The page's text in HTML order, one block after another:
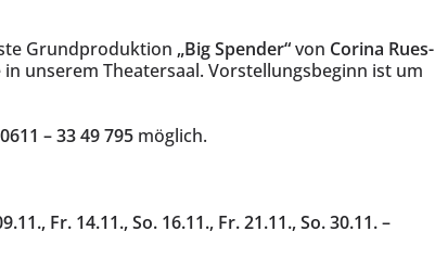
Grundproduktion „Big Spender“von Corina Rues-
in unserem Theatersaal. Vorstellungsbeginn ist um
0611 – 33 49 795 möglich.
Fr. 14.11., So. 16.11., Fr. 21.11., So. 30.11. –